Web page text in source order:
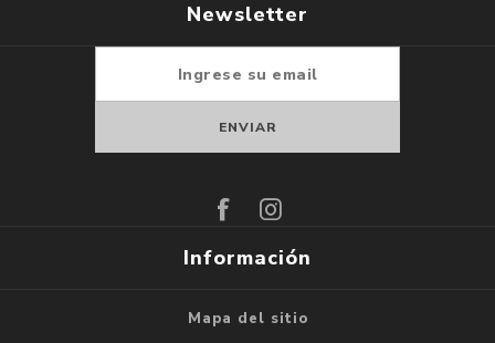
Newsletter
Información
Mapa del sitio